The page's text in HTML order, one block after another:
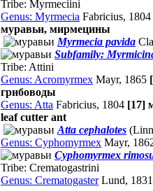
Tribe: Myrmeciini
Genus: Myrmecia Fabricius, 1804
муравьи, мирмецины
Myrmecia pavida
Subfamily:
Tribe: Attini
Genus: Acromyrmex Mayr, 1865
грибоводы
Genus: Atta Fabricius, 1804 [17]
leaf cutter ant
Atta cephalotes
Genus: Cyphomyrmex Mayr,
Cyphomyrmex
Tribe: Crematogastrini
Genus: CrematogasterLund,